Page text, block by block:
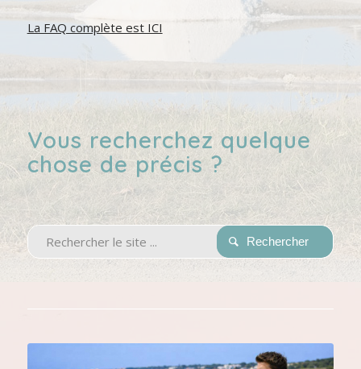
La FAQ complète est ICI
Vous recherchez quelque
chose de précis ?